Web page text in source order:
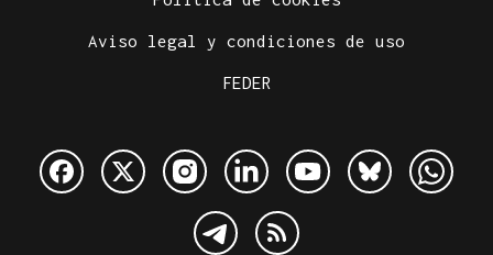
Aviso legal y condiciones de uso
FEDER